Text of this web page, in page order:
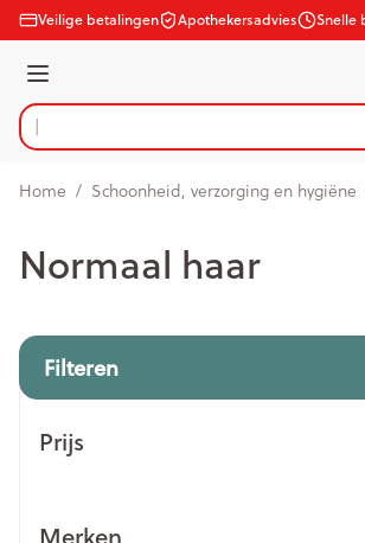
Ga naar de inhoud
Veilige betalingen Apothekersadvies Snelle
Menu
Product, merk, categorie...
Home / Schoonheid, verzorging en hygiëne
Normaal haar
Filteren
Prijs